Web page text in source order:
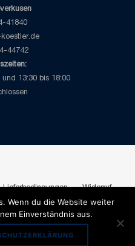
41840
44742
13:30 bis 18:00
Lieferbedingungen
Widerruf
Impressum
Wenn du die Website weiter
Einverständnis aus.